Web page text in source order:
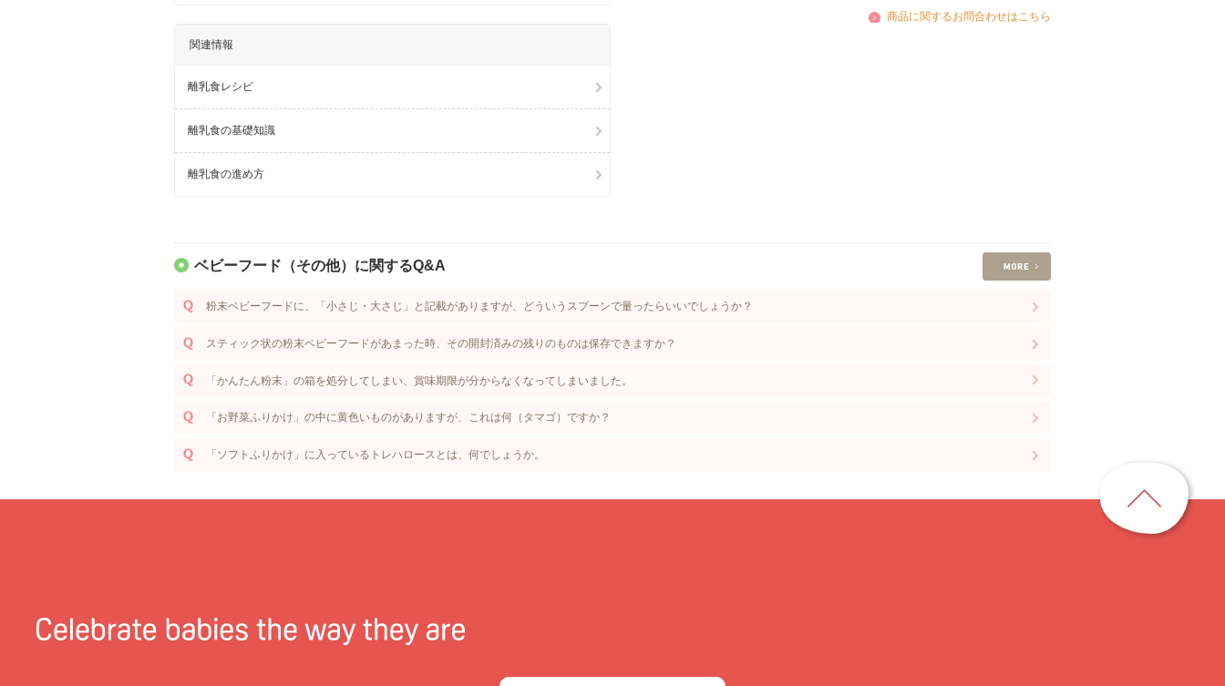
関連情報
離乳食レシピ
離乳食の基礎知識
離乳食の進め方
商品に関するお問合わせはこちら
ベビーフード（その他）に関するQ&A
粉末ベビーフードに、「小さじ・大さじ」と記載がありますが、どういうスプーンで量ったらいいでしょうか？
スティック状の粉末ベビーフードがあまった時、その開封済みの残りのものは保存できますか？
「かんたん粉末」の箱を処分してしまい、賞味期限が分からなくなってしまいました。
「お野菜ふりかけ」の中に黄色いものがありますが、これは何（タマゴ）ですか？
「ソフトふりかけ」に入っているトレハロースとは、何でしょうか。
ジ